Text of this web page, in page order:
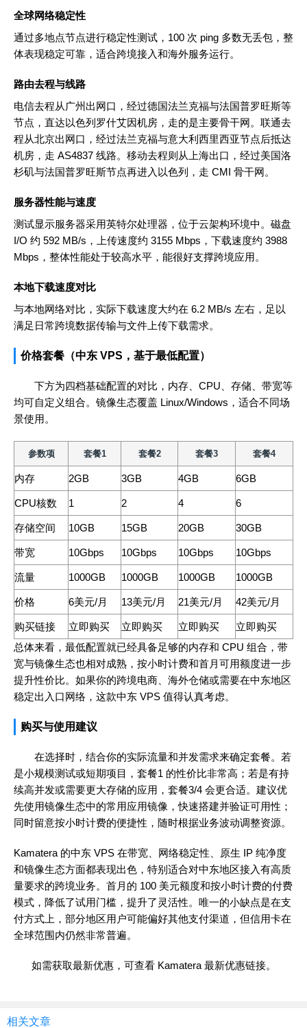
全球网络稳定性
通过多地点节点进行稳定性测试，100 次 ping 多数无丢包，整
体表现稳定可靠，适合跨境接入和海外服务运行。
路由去程与线路
电信去程从广州出网口，经过德国法兰克福与法国普罗旺斯等
节点，直达以色列罗什艾因机房，走的是主要骨干网。联通去
程从北京出网口，经过法兰克福与意大利西里西亚节点后抵达
机房，走 AS4837 线路。移动去程则从上海出口，经过美国洛
杉矶与法国普罗旺斯节点再进入以色列，走 CMI 骨干网。
服务器性能与速度
测试显示服务器采用英特尔处理器，位于云架构环境中。磁盘
I/O 约 592 MB/s，上传速度约 3155 Mbps，下载速度约 3988
Mbps，整体性能处于较高水平，能很好支撑跨境应用。
本地下载速度对比
与本地网络对比，实际下载速度大约在 6.2 MB/s 左右，足以
满足日常跨境数据传输与文件上传下载需求。
价格套餐（中东 VPS，基于最低配置）
下方为四档基础配置的对比，内存、CPU、存储、带宽等
均可自定义组合。镜像生态覆盖 Linux/Windows，适合不同场
景使用。
参数项 套餐1 套餐2 套餐3 套餐4
内存 2GB 3GB 4GB 6GB
CPU核数 1 2 4 6
存储空间 10GB 15GB 20GB 30GB
带宽 10Gbps 10Gbps 10Gbps 10Gbps
流量 1000GB 1000GB 1000GB 1000GB
价格 6美元/月 13美元/月 21美元/月 42美元/月
购买链接 立即购买 立即购买 立即购买
立即购买
总体来看，最低配置就已经具备足够的内存和 CPU 组合，带
宽与镜像生态也相对成熟，按小时计费和首月可用额度进一步
提升性价比。如果你的跨境电商、海外仓储或需要在中东地区
稳定出入口网络，这款中东 VPS 值得认真考虑。
购买与使用建议
在选择时，结合你的实际流量和并发需求来确定套餐。若
是小规模测试或短期项目，套餐1 的性价比非常高；若是有持
续高并发或需要更大存储的应用，套餐3/4 会更合适。建议优
先使用镜像生态中的常用应用镜像，快速搭建并验证可用性；
同时留意按小时计费的便捷性，随时根据业务波动调整资源。
Kamatera 的中东 VPS 在带宽、网络稳定性、原生 IP 纯净度
和镜像生态方面都表现出色，特别适合对中东地区接入有高质
量要求的跨境业务。首月的 100 美元额度和按小时计费的付费
模式，降低了试用门槛，提升了灵活性。唯一的小缺点是在支
付方式上，部分地区用户可能偏好其他支付渠道，但信用卡在
全球范围内仍然非常普遍。
如需获取最新优惠，可查看 Kamatera 最新优惠链接。
相关文章